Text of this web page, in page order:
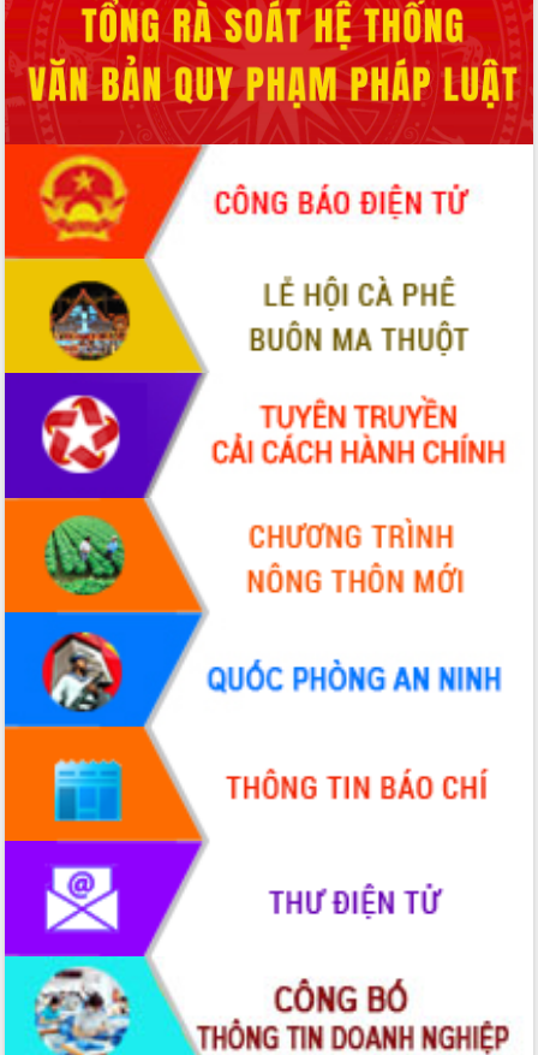
Đắk Lắk công bố Quy hoạch và xúc
tiến đầu tư tỉnh
Ngành cá ngừ Đắk Lắk chủ động thích
ứng để giữ vững thị trường xuất khẩu
Diễn đàn Kinh tế tư nhân Việt Nam đột
phá cơ chế - Hợp tác công tư
Đề án 06 tạo bước ngoặt đột phá trong
cải cách hành chính tỉnh Đắk Lắk
Kết nối tour, đẩy mạnh chuyển đổi số
để phát triển du lịch Đắk Lắk
Khởi động Dự án Đầu tư xây dựng hạ
tầng kỹ thuật Cụm công nghiệp Tân
Gặp mặt các cơ quan báo chí nhân Kỷ
niệm 101 năm Ngày Báo chí Cách
mạng Việt Nam
Đắk Lắk sơ kết 4 năm triển khai thực
hiện Đề án 06 của Chính phủ
Họp báo thông tin về Hội nghị Công bố
Quy hoạch và Xúc tiến đầu tư tỉnh Đắk
Khơi thông điểm nghẽn, đẩy nhanh
giải ngân vốn khắc phục thiên tai
HĐND tỉnh thông qua điều chỉnh Quy
hoạch tỉnh thời kỳ 2021-2030
Hội thảo góp ý hồ sơ điều chỉnh quy
hoạch tỉnh Đắk Lắk thời kỳ 2021-2030,
tầm nhìn đến năm 2050
Nâng cao hiệu quả hoạt động của các
doanh nghiệp nhà nước
Hội nghị triển khai kết nối mạng
truyền số liệu chuyên dùng phục vụ cơ
quan Đảng, Nhà nước
Lễ phát động chuỗi hoạt động chung
tay làm sạch môi trường
Xã Ea Kar bước chuyển mình trong
công tác cải cách hành chính mô hình
mới
UBND tỉnh họp báo định kỳ tháng 4
năm 2026